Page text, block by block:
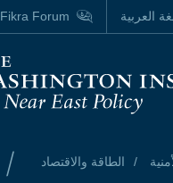
الطاقة والاقتصاد /
العربية Fikra Forum